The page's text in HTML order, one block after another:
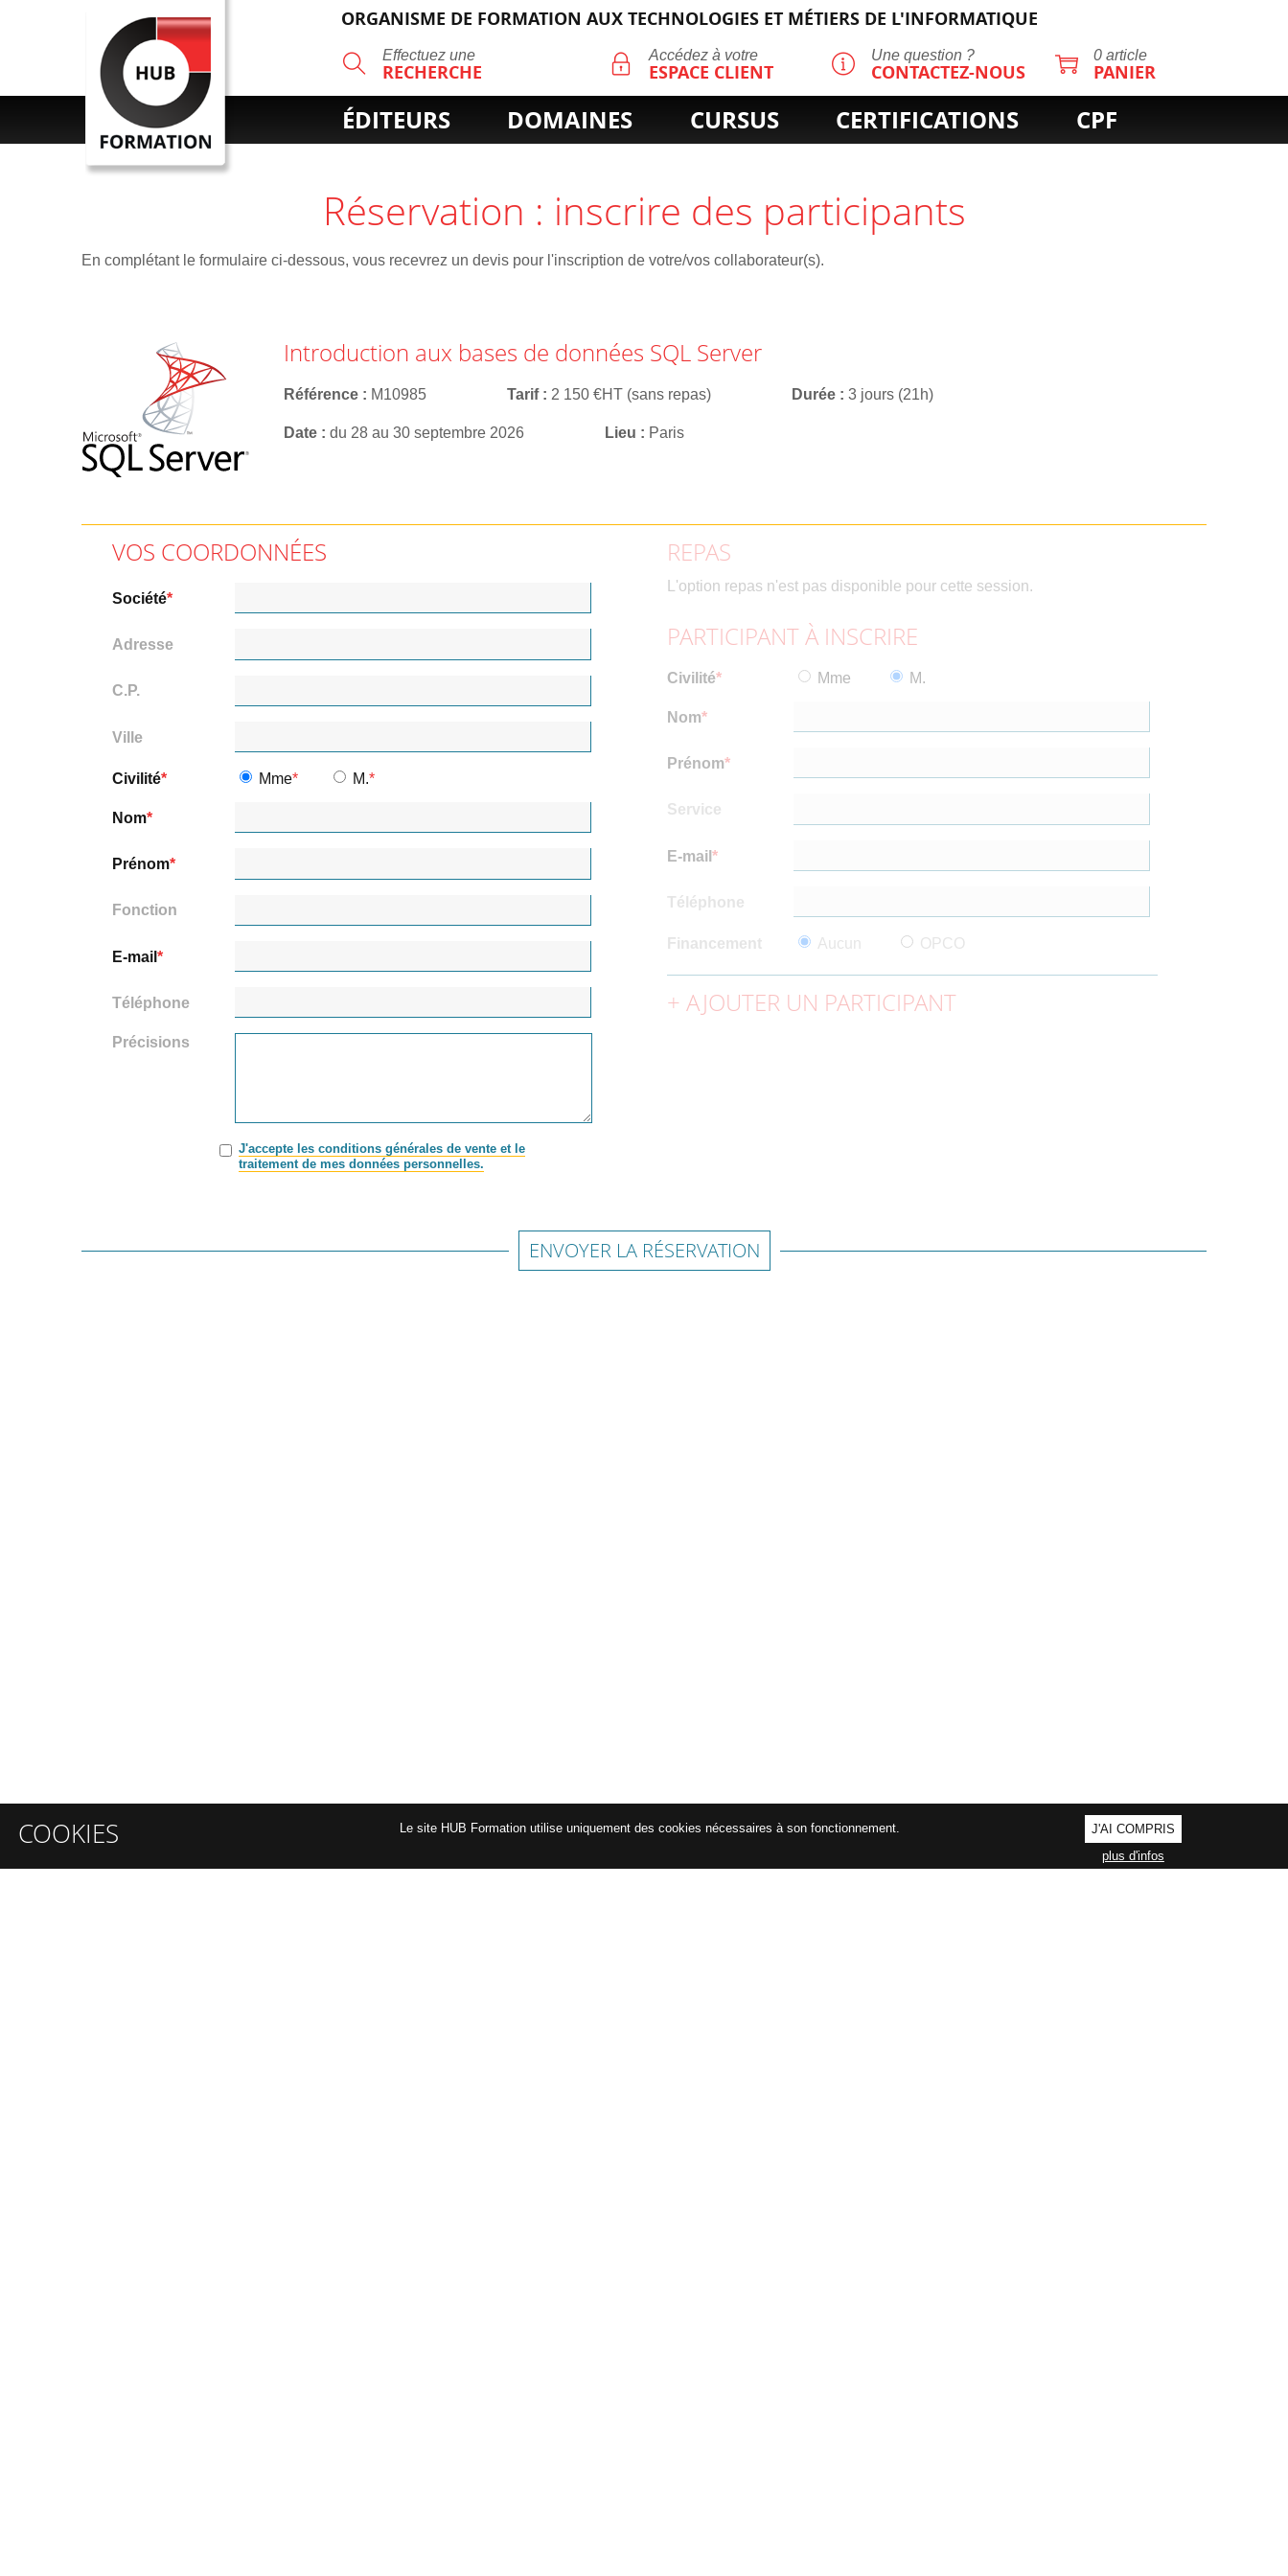
ORGANISME DE FORMATION AUX TECHNOLOGIES ET MÉTIERS DE L'INFORMATIQUE
Effectuez une
RECHERCHE
RECHERCHE Accédez à votre
ESPACE CLIENT
Une question ?
CONTACTEZ-NOUS
0 article
PANIER
ÉDITEURS DOMAINES CURSUS CERTIFICATIONS CPF
Réservation : inscrire des participants
En complétant le formulaire ci-dessous, vous recevrez un devis pour l'inscription de votre/vos collaborateur(s).
Introduction aux bases de données SQL Server
Référence M10985 Tarif 2 150 €HT (sans repas) Durée 3 jours (21h)
Date du 28 au 30 septembre 2026 Lieu Paris
VOS COORDONNÉES
Société
Adresse
C.P.
Ville
Civilité Mme M.
Nom
Prénom
Fonction
E-mail
Téléphone
Précisions
J'accepte les conditions générales de vente et le
traitement de mes données personnelles.
REPAS
L'option repas n'est pas disponible pour cette session.
PARTICIPANT À INSCRIRE
Civilité Mme M.
Nom
Prénom
Service
E-mail
Téléphone
Financement Aucun OPCO
AJOUTER UN PARTICIPANT
ENVOYER LA RÉSERVATION
COOKIES Le site HUB Formation utilise uniquement des cookies nécessaires à son fonctionnement.
J'AI COMPRIS
plus d'infos